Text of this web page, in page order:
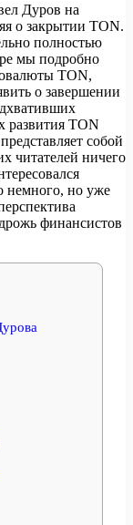
Дуров на
о закрытии TON.
полностью
мы подробно
TON,
о завершении
развития TON
собой
читателей ничего
немного, но уже
финансистов